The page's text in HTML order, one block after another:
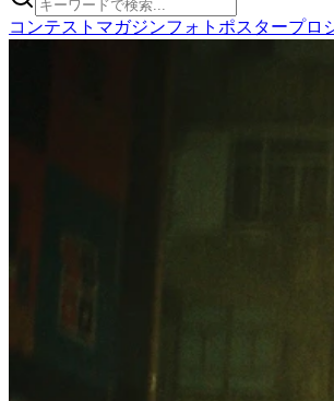
コンテスト マガジンフォトポスタープロ